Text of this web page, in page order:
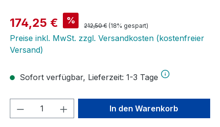
Verkaufspreis:
174,25 € % Regulärer Preis:
212,50 € (18% gespart)
Preise inkl. MwSt. zzgl. Versandkosten (kostenfreier
Versand)
Sofort verfügbar, Lieferzeit: 1-3 Tage
Produkt Anzahl: Gib denIn den Warenkorb